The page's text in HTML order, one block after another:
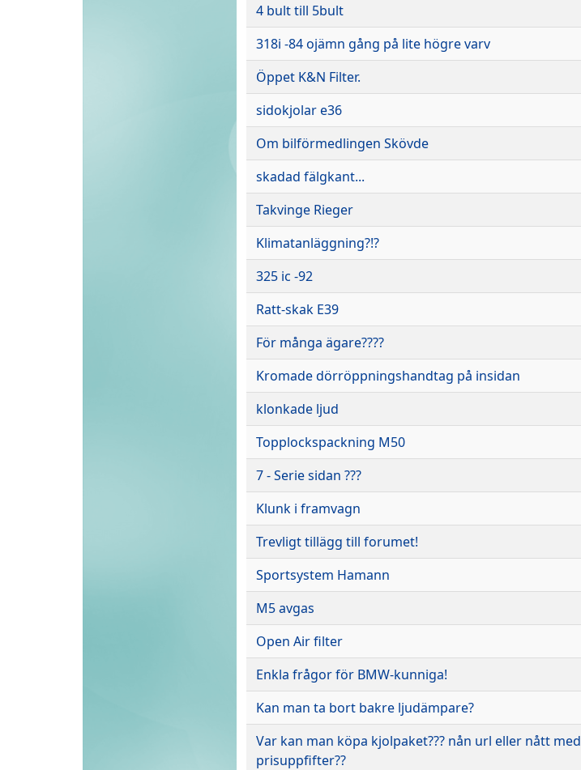
4 bult till 5bult
318i -84 ojämn gång på lite högre varv
Öppet K&N Filter.
sidokjolar e36
Om bilförmedlingen Skövde
skadad fälgkant...
Takvinge Rieger
Klimatanläggning?!?
325 ic -92
Ratt-skak E39
För många ägare????
Kromade dörröppningshandtag på insidan
klonkade ljud
Topplockspackning M50
7 - Serie sidan ???
Klunk i framvagn
Trevligt tillägg till forumet!
Sportsystem Hamann
M5 avgas
Open Air filter
Enkla frågor för BMW-kunniga!
Kan man ta bort bakre ljudämpare?
Var kan man köpa kjolpaket??? nån url eller nått med
prisuppfifter??